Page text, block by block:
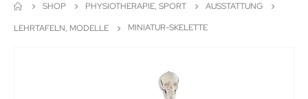
SHOP PHYSIOTHERAPIE, SPORT
AUSSTATTUNG
LEHRTAFELN, MODELLE
MINIATUR-SKELETTE